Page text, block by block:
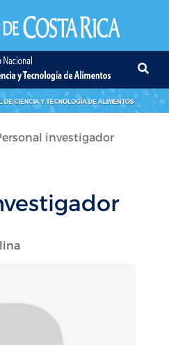
investigador